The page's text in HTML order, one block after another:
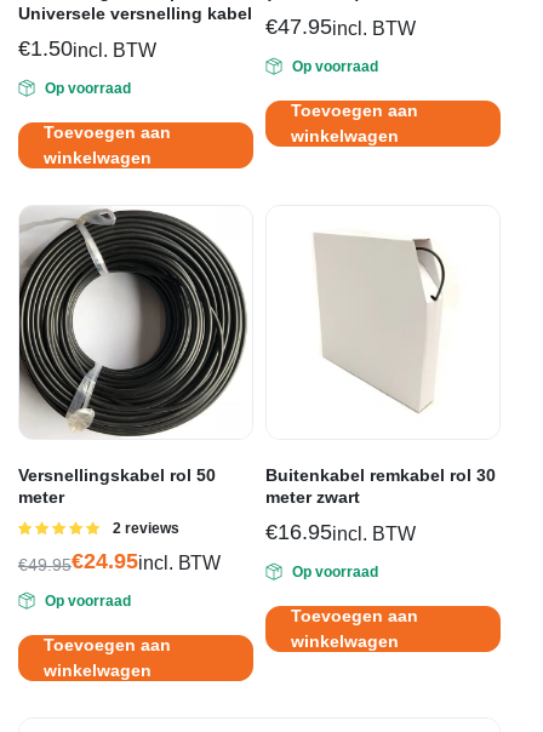
Universele versnelling kabel
€1.50incl. BTW
Op voorraad
Toevoegen aan
winkelwagen
€47.95incl. BTW
Op voorraad
Toevoegen aan
winkelwagen
Versnellingskabel rol 50
meter
Gewaardeerd
2 reviews
€49.95
prijs
was:
€49.95.
€24.95
prijs
is:
€24.95.
incl. BTW
Op voorraad
Toevoegen aan
winkelwagen
Buitenkabel remkabel rol 30
meter zwart
€16.95incl. BTW
Op voorraad
Toevoegen aan
winkelwagen